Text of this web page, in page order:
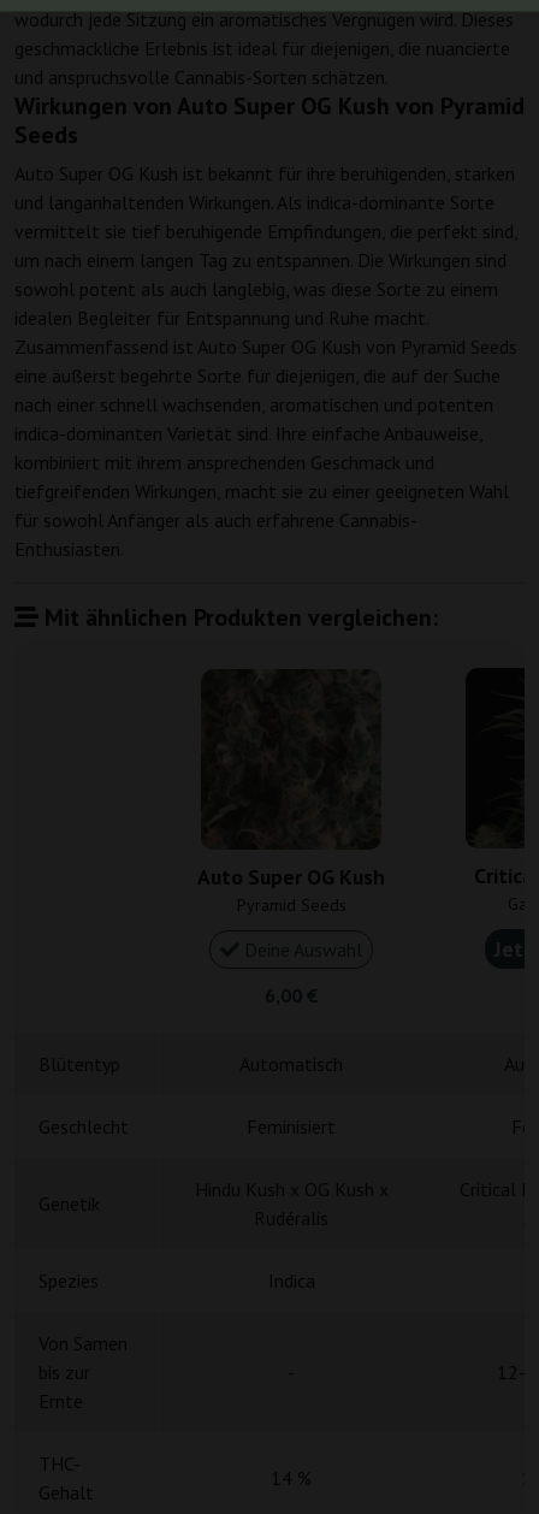
wodurch jede Sitzung ein aromatisches Vergnügen wird. Dieses
geschmackliche Erlebnis ist ideal für diejenigen, die nuancierte
und anspruchsvolle Cannabis-Sorten schätzen.
Wirkungen von Auto Super OG Kush von Pyramid
Seeds
Auto Super OG Kush ist bekannt für ihre beruhigenden, starken
und langanhaltenden Wirkungen. Als indica-dominante Sorte
vermittelt sie tief beruhigende Empfindungen, die perfekt sind,
um nach einem langen Tag zu entspannen. Die Wirkungen sind
sowohl potent als auch langlebig, was diese Sorte zu einem
idealen Begleiter für Entspannung und Ruhe macht.
Zusammenfassend ist Auto Super OG Kush von Pyramid Seeds
eine äußerst begehrte Sorte für diejenigen, die auf der Suche
nach einer schnell wachsenden, aromatischen und potenten
indica-dominanten Varietät sind. Ihre einfache Anbauweise,
kombiniert mit ihrem ansprechenden Geschmack und
tiefgreifenden Wirkungen, macht sie zu einer geeigneten Wahl
für sowohl Anfänger als auch erfahrene Cannabis-
Enthusiasten.
Mit ähnlichen Produkten vergleichen:
Auto Super OG Kush
Pyramid Seeds
Geschlecht Feminisiert
Spezies Indica
THC-
Gehalt
14 %